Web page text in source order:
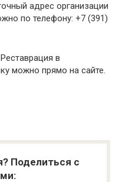
адрес организации
по телефону: +7 (391)
в
можно прямо на сайте.
Поделиться с